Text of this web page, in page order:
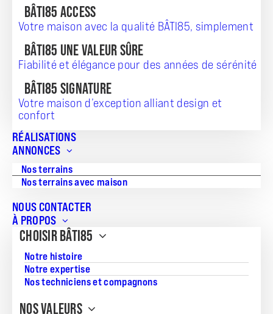
BÂTI85 ACCESS
Votre maison avec la qualité BÂTI85, simplement
BÂTI85 UNE VALEUR SÛRE
Fiabilité et élégance pour des années de sérénité
BÂTI85 SIGNATURE
Votre maison d’exception alliant design et
confort
RÉALISATIONS
ANNONCES
Nos terrains
Nos terrains avec maison
NOUS CONTACTER
À PROPOS
CHOISIR BÂTI85
Notre histoire
Notre expertise
Nos techniciens et compagnons
NOS VALEURS
TERRAIN + MAISON
277 384
Référence:
JS_20260527_229
Surface du terrain:
464
Superficie de la maison: